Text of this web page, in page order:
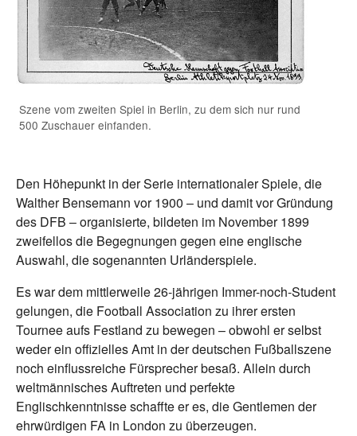
Szene vom zweiten Spiel in Berlin, zu dem sich nur rund
500 Zuschauer einfanden.
Den Höhepunkt in der Serie internationaler Spiele, die
Walther Bensemann vor 1900 – und damit vor Gründung
des DFB – organisierte, bildeten im November 1899
zweifellos die Begegnungen gegen eine englische
Auswahl, die sogenannten Urländerspiele.
Es war dem mittlerweile 26-jährigen Immer-noch-Student
gelungen, die Football Association zu ihrer ersten
Tournee aufs Festland zu bewegen – obwohl er selbst
weder ein offizielles Amt in der deutschen Fußballszene
noch einflussreiche Fürsprecher besaß. Allein durch
weltmännisches Auftreten und perfekte
Englischkenntnisse schaffte er es, die Gentlemen der
ehrwürdigen FA in London zu überzeugen.